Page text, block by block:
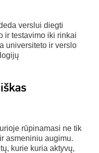
verslui diegti
ir testavimo iki rinkai
universiteto ir verslo
rūpinamasi ne tik
asmeniniu augimu.
kurie kuria aktyvų,